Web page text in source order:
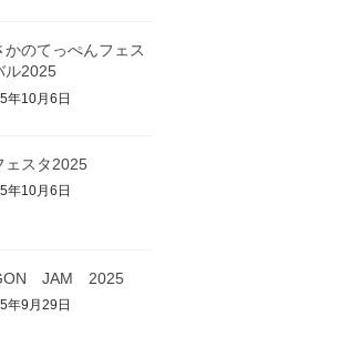
かのてっぺんフェス
ル2025
年10月6日
ェスタ2025
年10月6日
JAM 2025
年9月29日